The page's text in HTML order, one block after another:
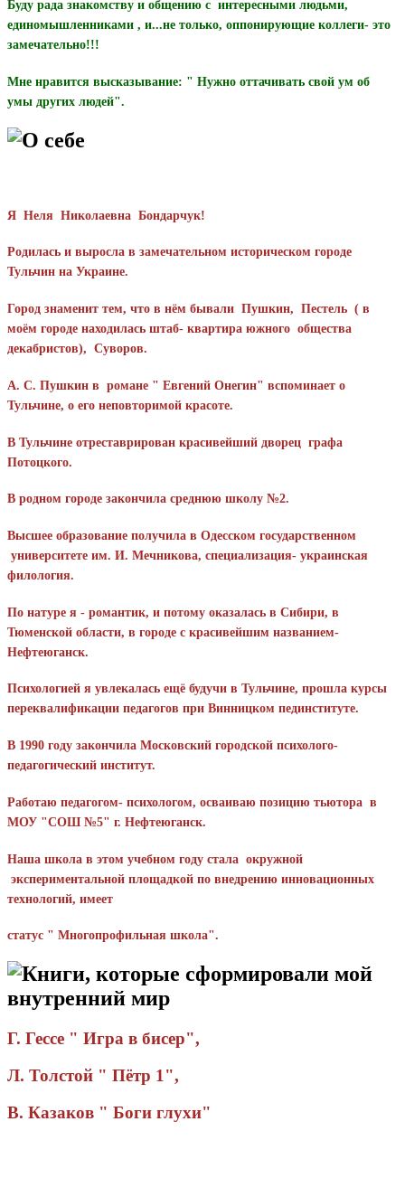
Буду рада знакомству и общению с интересными людьми,
единомышленниками , и...не только, оппонирующие коллеги- это
замечательно!!!
Мне нравится высказывание: " Нужно оттачивать свой ум об
умы других людей".
О себе
Я Неля Николаевна Бондарчук!
Родилась и выросла в замечательном историческом городе
Тульчин на Украине.
Город знаменит тем, что в нём бывали Пушкин, Пестель ( в
моём городе находилась штаб- квартира южного общества
декабристов), Суворов.
А. С. Пушкин в романе " Евгений Онегин" вспоминает о
Тульчине, о его неповторимой красоте.
В Тульчине отреставрирован красивейший дворец графа
Потоцкого.
В родном городе закончила среднюю школу №2.
Высшее образование получила в Одесском государственном
университете им. И. Мечникова, специализация- украинская
филология.
По натуре я - романтик, и потому оказалась в Сибири, в
Тюменской области, в городе с красивейшим названием-
Нефтеюганск.
Психологией я увлекалась ещё будучи в Тульчине, прошла курсы
переквалификации педагогов при Винницком пединституте.
В 1990 году закончила Московский городской психолого-
педагогический институт.
Работаю педагогом- психологом, осваиваю позицию тьютора в
МОУ "СОШ №5" г. Нефтеюганск.
Наша школа в этом учебном году стала окружной
экспериментальной площадкой по внедрению инновационных
технологий, имеет
статус " Многопрофильная школа".
Книги, которые сформировали мой
внутренний мир
Г. Гессе " Игра в бисер",
Л. Толстой " Пётр 1",
В. Казаков " Боги глухи"